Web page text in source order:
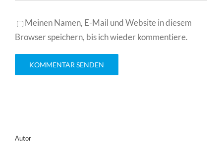
Meinen Namen, E-Mail und Website in diesem
Browser speichern, bis ich wieder kommentiere.
Autor